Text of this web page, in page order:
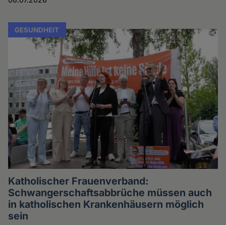
GESUNDHEIT
Katholischer Frauenverband:
Schwangerschaftsabbrüche müssen auch
in katholischen Krankenhäusern möglich
sein